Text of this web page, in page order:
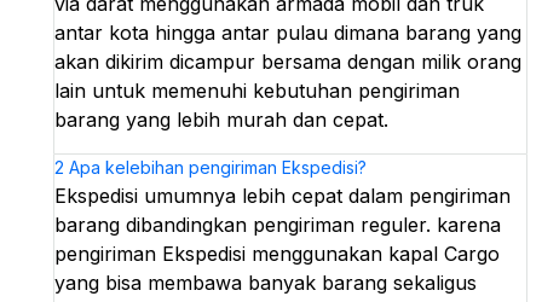
antar kota hingga antar pulau dimana barang yang
akan dikirim dicampur bersama dengan milik orang
lain untuk memenuhi kebutuhan pengiriman
barang yang lebih murah dan cepat.
2 Apa kelebihan pengiriman Ekspedisi?
Ekspedisi umumnya lebih cepat dalam pengiriman
barang dibandingkan pengiriman reguler. karena
pengiriman Ekspedisi menggunakan kapal Cargo
yang bisa membawa banyak barang sekaligus